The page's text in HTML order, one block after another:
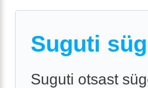
Suguti
Suguti otsast